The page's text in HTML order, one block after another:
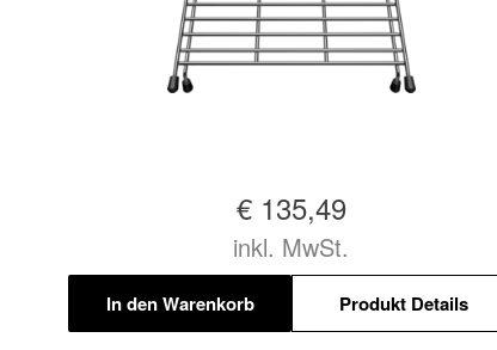
€ 135,49
inkl. MwSt.
In den Warenkorb Produkt Details